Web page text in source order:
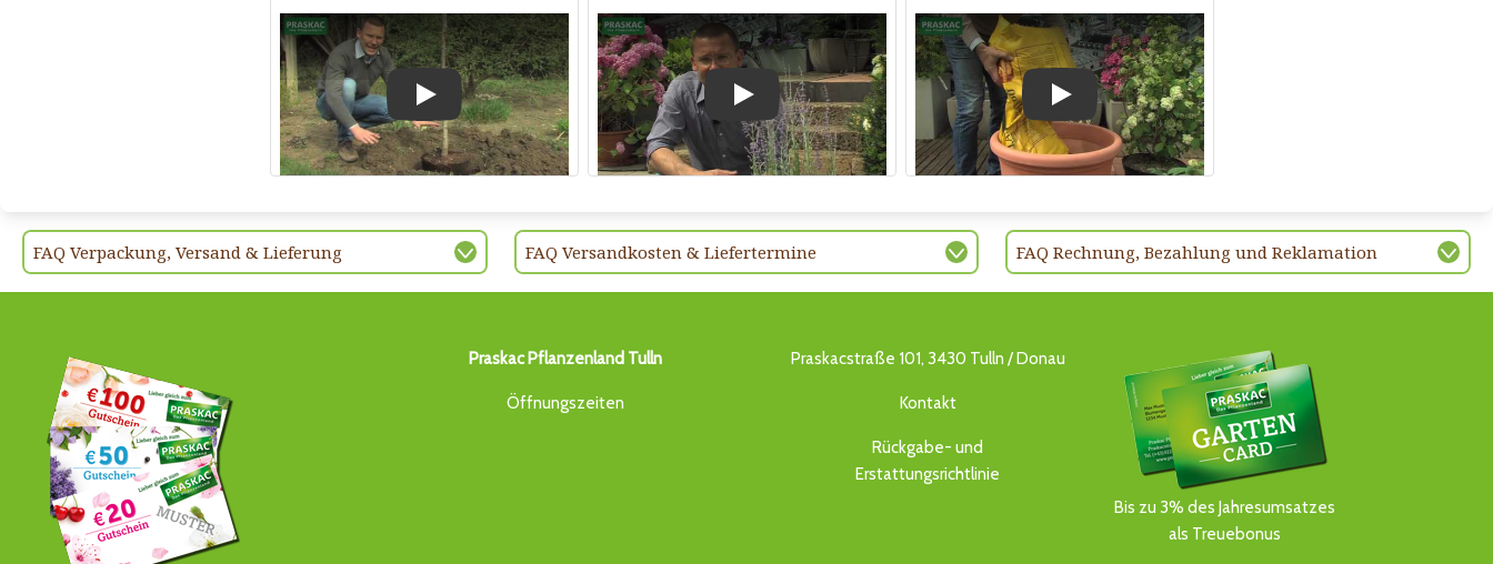
Play Play Play
FAQ Verpackung, Versand & Lieferung FAQ Versandkosten & Liefertermine FAQ Rechnung, Bezahlung und Reklamation
Praskac Pflanzenland Tulln
Öffnungszeiten
Praskacstraße 101, 3430 Tulln / Donau
Kontakt
Rückgabe- und
Erstattungsrichtlinie
Bis zu 3% des Jahresumsatzes
als Treuebonus